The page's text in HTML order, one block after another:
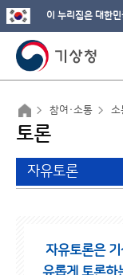
이 누리집은 대한
참여·소통 소
토론
자유토론
자유토론은
유롭게 토론하